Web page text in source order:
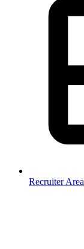
Recruiter Area